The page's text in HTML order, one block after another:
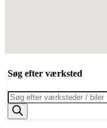
Søg efter værksted
Products
search